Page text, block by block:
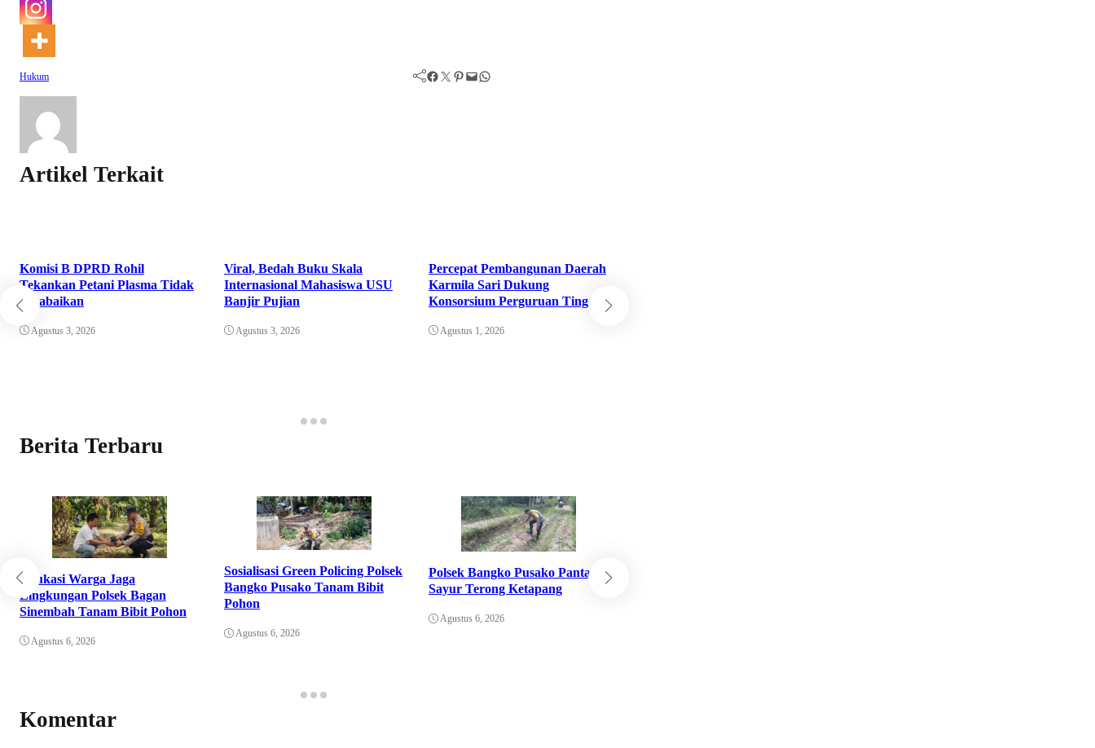
Hukum Facebook Twitter Pinterest Mail WhatsApp
Artikel Terkait
Komisi B DPRD Rohil
Tekankan Petani Plasma Tidak
Terabaikan
Agustus 3, 2026
Viral, Bedah Buku Skala
Internasional Mahasiswa USU
Banjir Pujian
Agustus 3, 2026
Percepat Pembangunan Daerah
Karmila Sari Dukung
Konsorsium Perguruan Tinggi
Agustus 1, 2026
Berita Terbaru
Edukasi Warga Jaga
Lingkungan Polsek Bagan
Sinembah Tanam Bibit Pohon
Agustus 6, 2026
Sosialisasi Green Policing Polsek
Bangko Pusako Tanam Bibit
Pohon
Agustus 6, 2026
Polsek Bangko Pusako Pantau
Sayur Terong Ketapang
Agustus 6, 2026
Komentar